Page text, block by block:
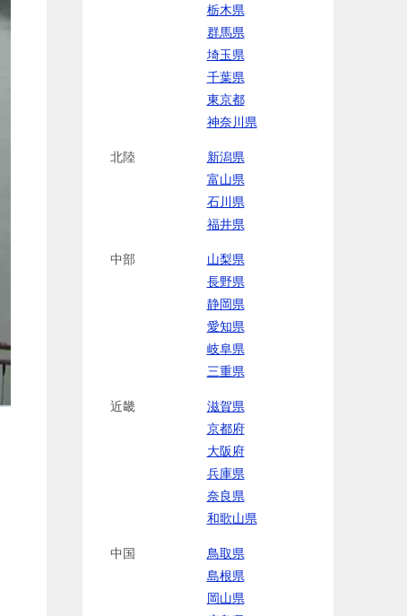
栃木県
群馬県
埼玉県
千葉県
東京都
神奈川県
北陸
新潟県
富山県
石川県
福井県
中部
山梨県
長野県
静岡県
愛知県
岐阜県
三重県
近畿
滋賀県
京都府
大阪府
兵庫県
奈良県
和歌山県
中国
鳥取県
島根県
岡山県